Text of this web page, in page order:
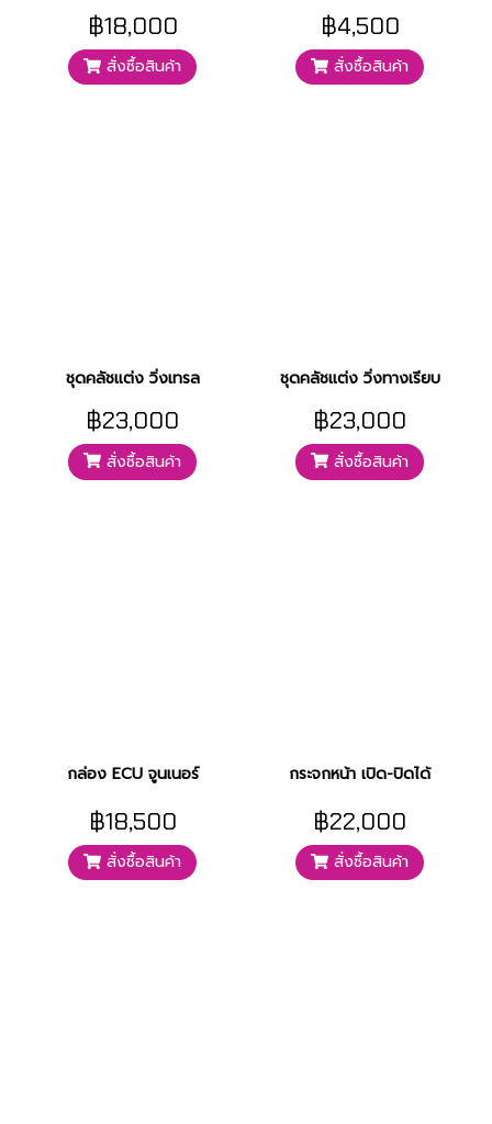
฿18,000
สั่งซื้อสินค้า
฿4,500
สั่งซื้อสินค้า
ชุดคลัชแต่ง วิ่งเทรล
฿23,000
สั่งซื้อสินค้า
ชุดคลัชแต่ง วิ่งทางเรียบ
฿23,000
สั่งซื้อสินค้า
กล่อง ECU จูนเนอร์
฿18,500
สั่งซื้อสินค้า
กระจกหน้า เปิด-ปิดได้
฿22,000
สั่งซื้อสินค้า